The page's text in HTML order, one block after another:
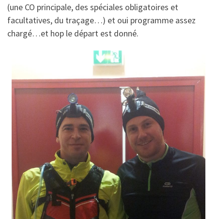
(une CO principale, des spéciales obligatoires et
facultatives, du traçage…) et oui programme assez
chargé…et hop le départ est donné.